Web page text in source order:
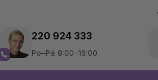
220 924 333
Po–Pá 8:00–16:00